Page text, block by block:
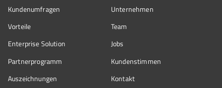
Kundenumfragen
Vorteile
Enterprise Solution
Partnerprogramm
Auszeichnungen
Unternehmen
Team
Jobs
Kundenstimmen
Kontakt